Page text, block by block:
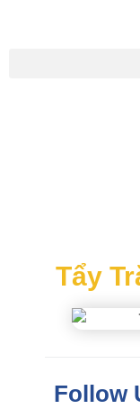
Tẩy
Follow